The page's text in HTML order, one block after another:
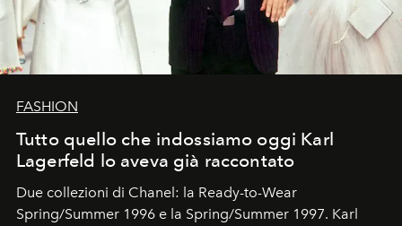
FASHION
Tutto quello che indossiamo oggi Karl
Lagerfeld lo aveva già raccontato
Due collezioni di Chanel: la Ready-to-Wear
Spring/Summer 1996 e la Spring/Summer 1997. Karl